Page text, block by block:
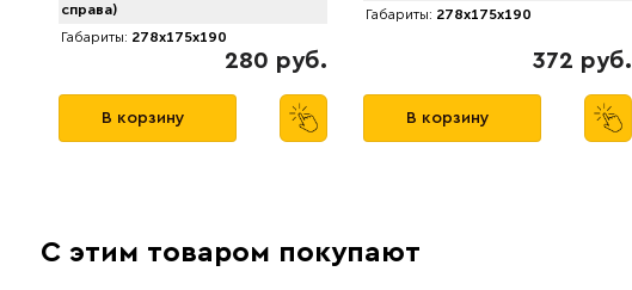
справа)
Габариты: 278x175x190
280 руб.
В корзину
Габариты: 278x175x190
372 руб.
В корзину
С этим товаром покупают